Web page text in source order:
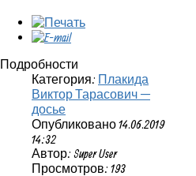
Подробности
Категория: Плакида
Виктор Тарасович —
досье
Опубликовано 14.06.2019
14:32
Автор: Super User
Просмотров: 193